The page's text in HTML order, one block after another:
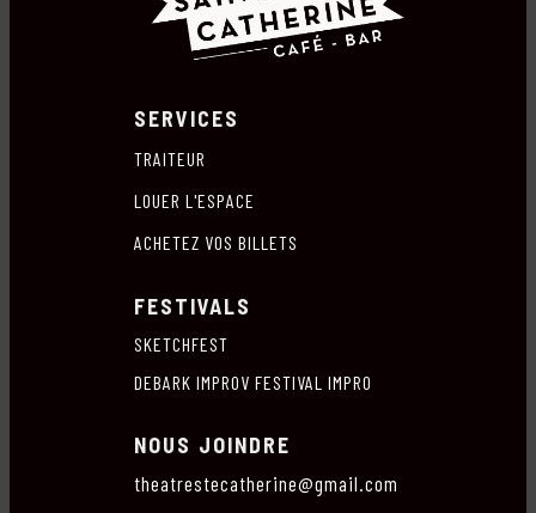
SERVICES
TRAITEUR
LOUER L'ESPACE
ACHETEZ VOS BILLETS
FESTIVALS
SKETCHFEST
DEBARK IMPROV FESTIVAL IMPRO
NOUS JOINDRE
theatrestecatherine@gmail.com